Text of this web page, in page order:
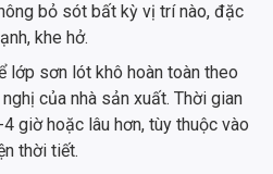
bỏ sót bất kỳ vị trí nào, đặc
khe hở.
lớp sơn lót khô hoàn toàn theo
của nhà sản xuất. Thời gian
giờ hoặc lâu hơn, tùy thuộc vào
thời tiết.